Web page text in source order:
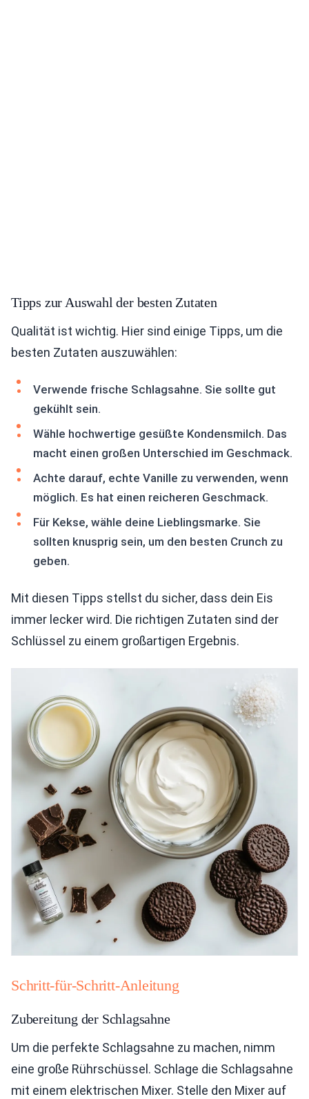
Tipps zur Auswahl der besten Zutaten
Qualität ist wichtig. Hier sind einige Tipps, um die
besten Zutaten auszuwählen:
Verwende frische Schlagsahne. Sie sollte gut
gekühlt sein.
Wähle hochwertige gesüßte Kondensmilch. Das
macht einen großen Unterschied im Geschmack.
Achte darauf, echte Vanille zu verwenden, wenn
möglich. Es hat einen reicheren Geschmack.
Für Kekse, wähle deine Lieblingsmarke. Sie
sollten knusprig sein, um den besten Crunch zu
geben.
Mit diesen Tipps stellst du sicher, dass dein Eis
immer lecker wird. Die richtigen Zutaten sind der
Schlüssel zu einem großartigen Ergebnis.
Schritt-für-Schritt-Anleitung
Zubereitung der Schlagsahne
Um die perfekte Schlagsahne zu machen, nimm
eine große Rührschüssel. Schlage die Schlagsahne
mit einem elektrischen Mixer. Stelle den Mixer auf